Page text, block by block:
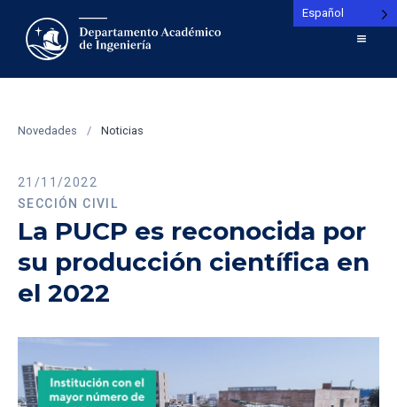
Novedades / Noticias
21/11/2022
SECCIÓN CIVIL
La PUCP es reconocida por
su producción científica en
el 2022
Español